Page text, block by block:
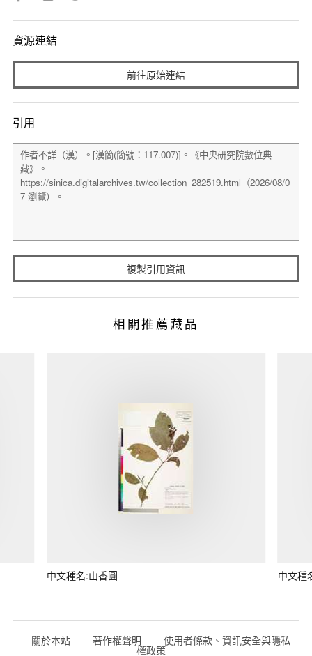
資源連結
前往原始連結
引用
複製引用資訊
相關推薦藏品
中文種名:山香圓 中文種
關於本站 著作權聲明 使用者條款、資訊安全與隱私
權政策